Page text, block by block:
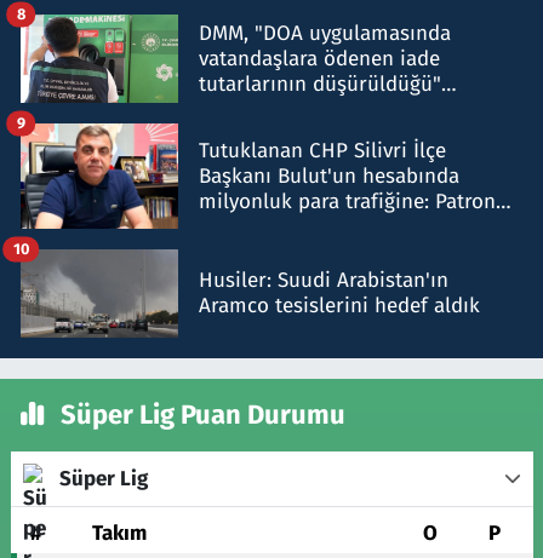
DMM, "DOA uygulamasında
vatandaşlara ödenen iade
tutarlarının düşürüldüğü"
8
Tutuklanan CHP Silivri İlçe
Başkanı Bulut'un hesabında
milyonluk para trafiğine: Patron
9
Husiler: Suudi Arabistan'ın
Aramco tesislerini hedef aldık
10
Süper Lig Puan Durumu
Süper Lig
# Takım O P